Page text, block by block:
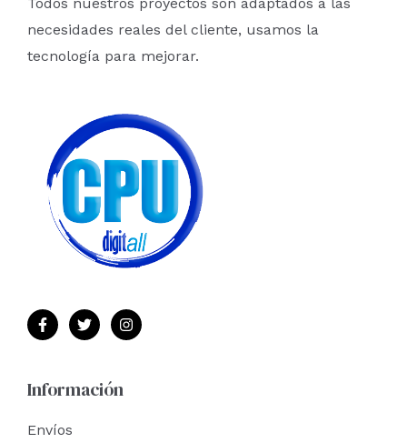
necesidades reales del cliente, usamos la
tecnología para mejorar.
Información
Envíos